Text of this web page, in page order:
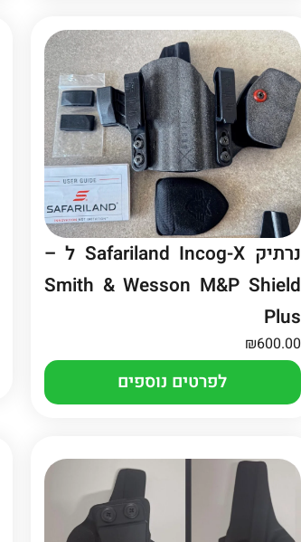
נרתיק Safariland Incog-X ל –
Smith & Wesson M&P Shield
Plus
₪600.00
לפרטים נוספים